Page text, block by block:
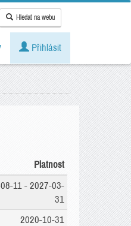
Hledat na webu
Přihlásit
Platnost
11 - 2027-03-
31
2020-10-31